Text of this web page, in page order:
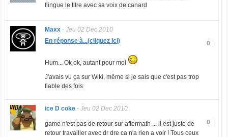
flingue le titre avec sa voix de canard
Maxx- Jeu 02 Dec 2010
0
En réponse à...(cliquez ici)
Hum... Ok ok, autant pour moi
J'avais vu ça sur Wiki, même si je sais que c'est pas trop
fiable des fois
ice D coke- Jeu 02 Dec 2010
0
game n'est pas de retour sur aftermath ... il est juste de
retour travailler avec dr dre ca n'a rien a voir ! Tous ceux